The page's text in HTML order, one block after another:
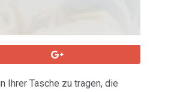
Ihrer Tasche zu tragen, die